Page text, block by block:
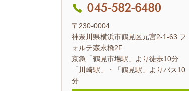
045-582-6480
〒230-0004
神奈川県横浜市鶴見区元宮2-1-63 フ
ォルテ森永橋2F
京急「鶴見市場駅」より徒歩10分
「川崎駅」・「鶴見駅」よりバス10
分